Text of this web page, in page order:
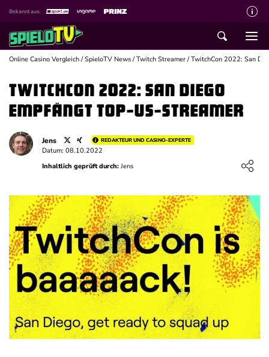
Bekannt aus:
Über spieloTV
Wie wir bewerten
Die SpieloTV Crew
Datenschutzerklärung
Affiliate Disclaimer
Schreiber gesucht
Spielsucht Hilfe
News
Online Casino Vergleich /SpieloTV News /Twitch Streamer /TwitchCon 2022: San
TwitchCon 2022: San Diego
empfängt Top-US-Streamer
Jens REDAKTEUR UND CASINO-EXPERTE
Loading ...
Datum: 08.10.2022
Inhaltlich geprüft durch: Jens